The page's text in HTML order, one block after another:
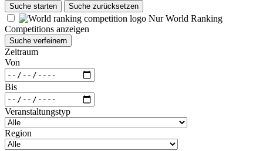
Suche starten Suche zurücksetzen
Nur World Ranking
Competitions anzeigen
Suche verfeinern
Zeitraum
Von
Bis
Veranstaltungstyp
Region